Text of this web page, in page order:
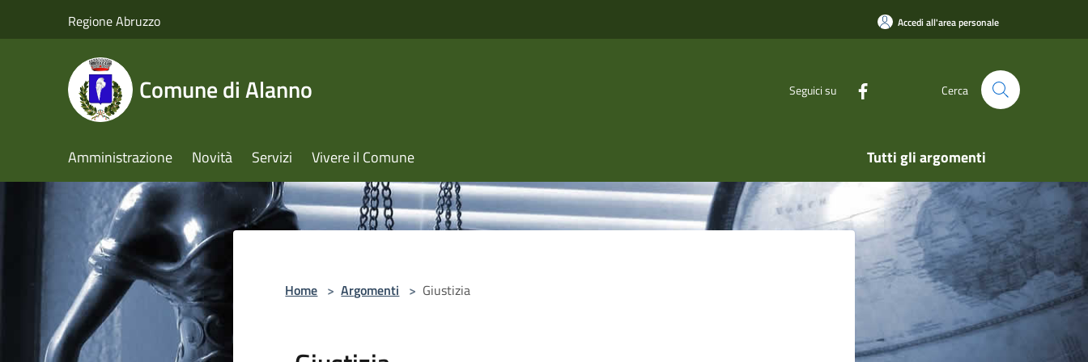
Regione Abruzzo Accedi all'area personale
Comune di Alanno Seguici su Cerca
Amministrazione Novità Servizi Vivere il Comune Tutti gli argomenti
Home > Argomenti > Giustizia